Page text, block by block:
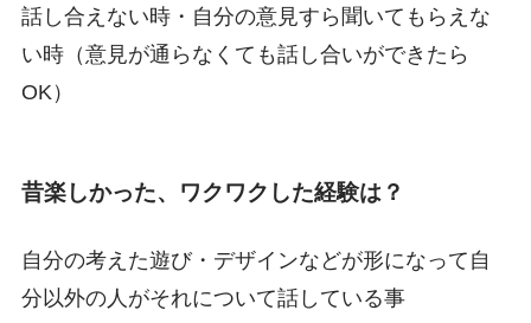
話し合えない時・自分の意見すら聞いてもらえな
い時（意見が通らなくても話し合いができたら
OK）
昔楽しかった、ワクワクした経験は？
自分の考えた遊び・デザインなどが形になって自
分以外の人がそれについて話している事